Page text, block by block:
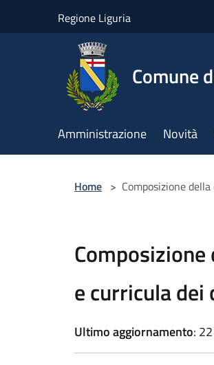
Regione Liguria
Comune
Amministrazione Novità
Home > Composizione
e curricula dei
Ultimo aggiornamento: